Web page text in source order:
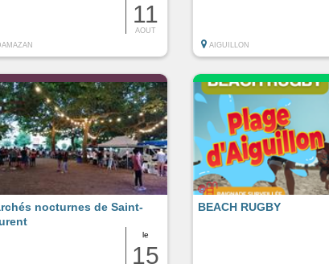
11
AOUT
AIGUILLON
le
15
nocturnes de Saint-
BEACH RUGBY